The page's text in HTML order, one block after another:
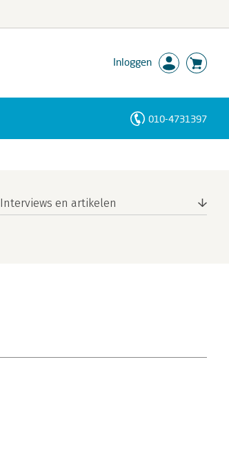
Inloggen
010-4731397
Interviews en artikelen